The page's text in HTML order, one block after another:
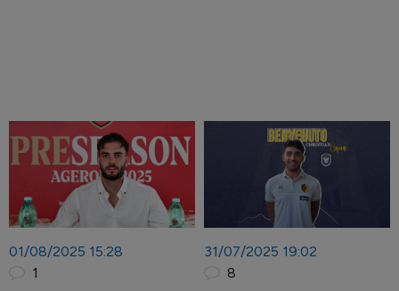
01/08/2025 15:28
1
31/07/2025 19:02
8